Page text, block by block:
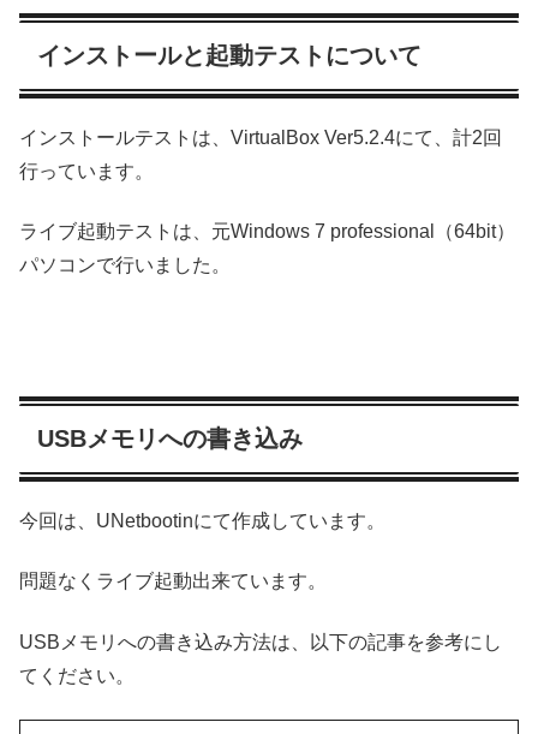
インストールと起動テストについて
インストールテストは、VirtualBox Ver5.2.4にて、計2回
行っています。
ライブ起動テストは、元Windows 7 professional（64bit）
パソコンで行いました。
USBメモリへの書き込み
今回は、UNetbootinにて作成しています。
問題なくライブ起動出来ています。
USBメモリへの書き込み方法は、以下の記事を参考にし
てください。